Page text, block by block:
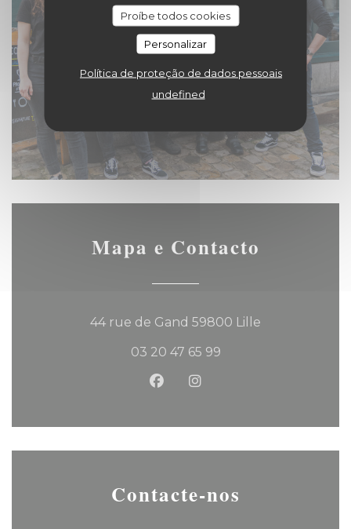
Proíbe todos cookies
Personalizar
Política de proteção de dados pessoais
undefined
Mapa e Contacto
44 rue de Gand 59800 Lille
03 20 47 65 99
Facebook ((abre numa
Instagram ((abre
Contacte-nos